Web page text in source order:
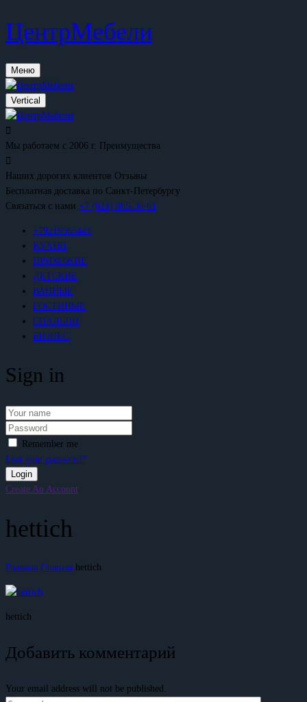
ЦентрМебели
Меню
Vertical
Мы работаем с 2006 г. Преимущества
Наших дорогих клиентов Отзывы
Бесплатная доставка по Санкт-Петербургу
Связаться с нами +7 (921) 965-30-61
+79219565441
КУХНИ
ПРИХОЖИЕ
ДЕТСКИЕ
ВАННЫЕ
ГОСТИНЫЕ
СПАЛЬНИ
БИЗНЕС
Sign in
Remember me
Lost your password?
Create An Account
hettich
Главная Главная hettich
hettich
Добавить комментарий
Your email address will not be published.